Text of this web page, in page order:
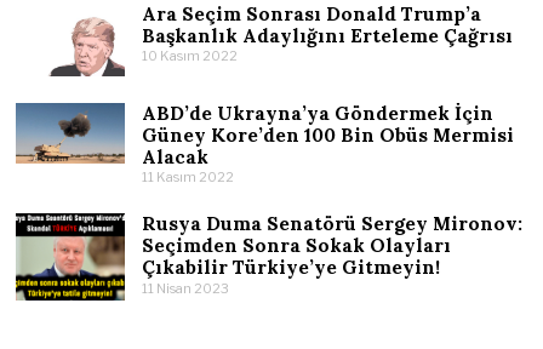
Ara Seçim Sonrası Donald Trump’a
Başkanlık Adaylığını Erteleme Çağrısı
10 Kasım 2022
ABD’de Ukrayna’ya Göndermek İçin
Güney Kore’den 100 Bin Obüs Mermisi
Alacak
11 Kasım 2022
Rusya Duma Senatörü Sergey Mironov:
Seçimden Sonra Sokak Olayları
Çıkabilir Türkiye’ye Gitmeyin!
11 Nisan 2023